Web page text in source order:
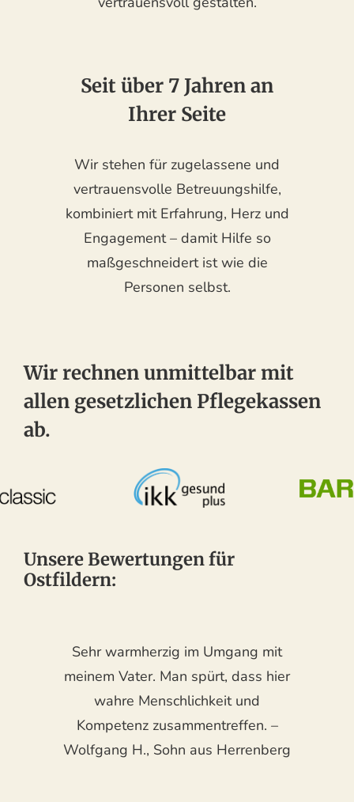
Seit über 7 Jahren an
Ihrer Seite
Wir stehen für zugelassene und
vertrauensvolle Betreuungshilfe,
kombiniert mit Erfahrung, Herz und
Engagement – damit Hilfe so
maßgeschneidert ist wie die
Personen selbst.
Wir rechnen unmittelbar mit
allen gesetzlichen Pflegekassen
ab.
Unsere Bewertungen für
Ostfildern:
Sehr warmherzig im Umgang mit
meinem Vater. Man spürt, dass hier
wahre Menschlichkeit und
Kompetenz zusammentreffen. –
Wolfgang H., Sohn aus Herrenberg